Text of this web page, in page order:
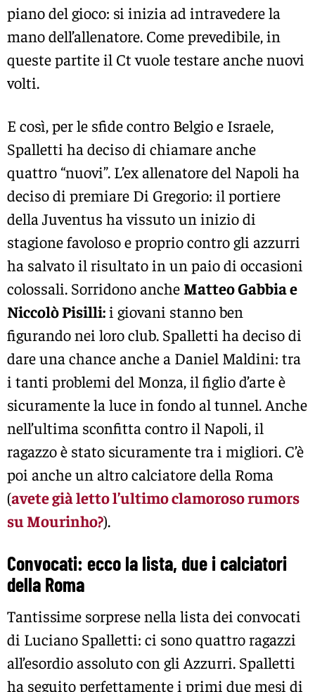
piano del gioco: si inizia ad intravedere la
mano dell’allenatore. Come prevedibile, in
queste partite il Ct vuole testare anche nuovi
volti.
E così, per le sfide contro Belgio e Israele,
Spalletti ha deciso di chiamare anche
quattro “nuovi”. L’ex allenatore del Napoli ha
deciso di premiare Di Gregorio: il portiere
della Juventus ha vissuto un inizio di
stagione favoloso e proprio contro gli azzurri
ha salvato il risultato in un paio di occasioni
colossali. Sorridono anche Matteo Gabbia e
Niccolò Pisilli:i giovani stanno ben
figurando nei loro club. Spalletti ha deciso di
dare una chance anche a Daniel Maldini: tra
i tanti problemi del Monza, il figlio d’arte è
sicuramente la luce in fondo al tunnel. Anche
nell’ultima sconfitta contro il Napoli, il
ragazzo è stato sicuramente tra i migliori. C’è
poi anche un altro calciatore della Roma
(avete già letto l’ultimo clamoroso rumors
su Mourinho?).
Convocati: ecco la lista, due i calciatori
della Roma
Tantissime sorprese nella lista dei convocati
di Luciano Spalletti: ci sono quattro ragazzi
all’esordio assoluto con gli Azzurri. Spalletti
ha seguito perfettamente i primi due mesi di